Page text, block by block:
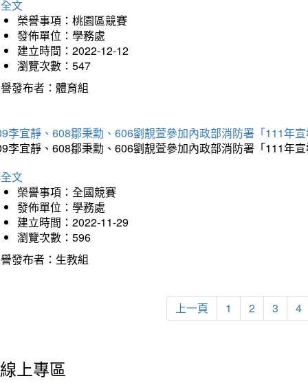
文
榮譽事項：桃園區競賽
發佈單位：學務處
建立時間：2022-12-12
瀏覽次數：547
發布者：體育組
李宜靜、608鄒秉勳、606劉靚萱參加內政部消防署「111年
李宜靜、608鄒秉勳、606劉靚萱參加內政部消防署「111年
文
榮譽事項：全國競賽
發佈單位：學務處
建立時間：2022-11-29
瀏覽次數：596
發布者：生教組
上一頁 1 2 3 4
線上專區